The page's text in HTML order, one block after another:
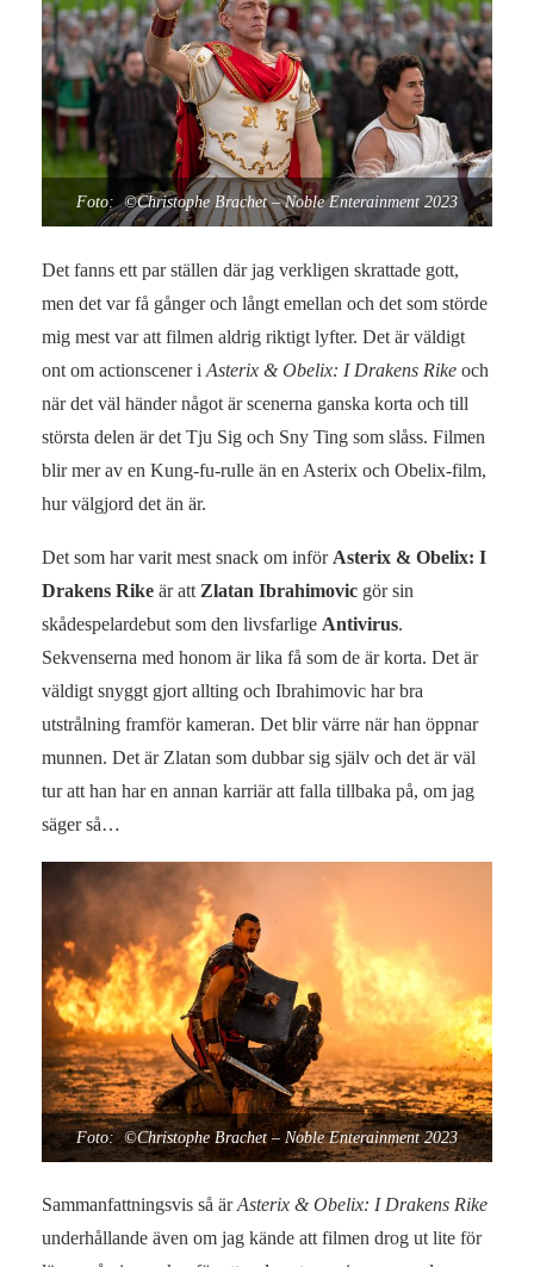
Foto: ©Christophe Brachet – Noble Enterainment 2023
Det fanns ett par ställen där jag verkligen skrattade gott,
men det var få gånger och långt emellan och det som störde
mig mest var att filmen aldrig riktigt lyfter. Det är väldigt
ont om actionscener i Asterix & Obelix: I Drakens Rike och
när det väl händer något är scenerna ganska korta och till
största delen är det Tju Sig och Sny Ting som slåss. Filmen
blir mer av en Kung-fu-rulle än en Asterix och Obelix-film,
hur välgjord det än är.
Det som har varit mest snack om inför Asterix & Obelix: I
Drakens Rike är att Zlatan Ibrahimovic gör sin
skådespelardebut som den livsfarlige Antivirus.
Sekvenserna med honom är lika få som de är korta. Det är
väldigt snyggt gjort allting och Ibrahimovic har bra
utstrålning framför kameran. Det blir värre när han öppnar
munnen. Det är Zlatan som dubbar sig själv och det är väl
tur att han har en annan karriär att falla tillbaka på, om jag
säger så…
Foto: ©Christophe Brachet – Noble Enterainment 2023
Sammanfattningsvis så ärAsterix & Obelix: I Drakens Rike
underhållande även om jag kände att filmen drog ut lite för